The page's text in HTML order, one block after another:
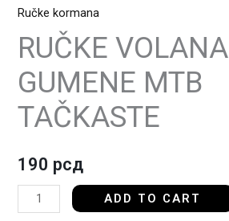
Ručke kormana
RUČKE VOLANA
GUMENE MTB
TAČKASTE
190 рсд
GUMENE
MTB
TAČKASTE
quantity
ADD TO CART